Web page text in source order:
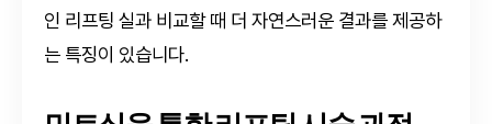
인 리프팅 실과 비교할 때 더 자연스러운 결과를 제공하
는 특징이 있습니다.